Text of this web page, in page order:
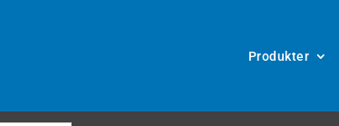
Produkter